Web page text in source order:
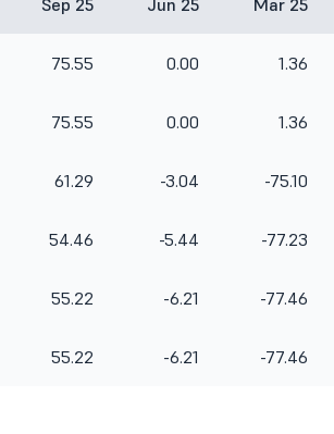
Sep 25 Jun 25 Mar 25
75.55 0.00 1.36
75.55 0.00 1.36
61.29 -3.04 -75.10
54.46 -5.44 -77.23
55.22 -6.21 -77.46
55.22 -6.21 -77.46